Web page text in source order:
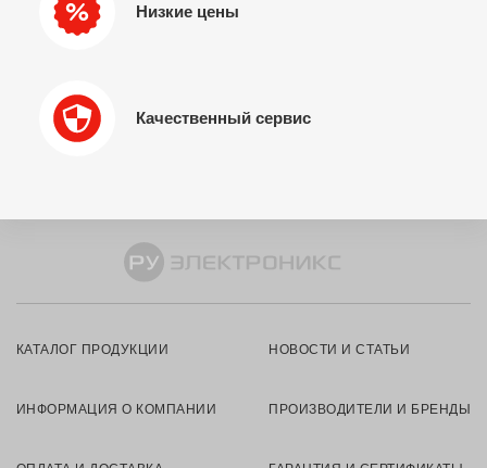
Низкие цены
Качественный сервис
КАТАЛОГ ПРОДУКЦИИ НОВОСТИ И СТАТЬИ
ИНФОРМАЦИЯ О КОМПАНИИ ПРОИЗВОДИТЕЛИ И БРЕНДЫ